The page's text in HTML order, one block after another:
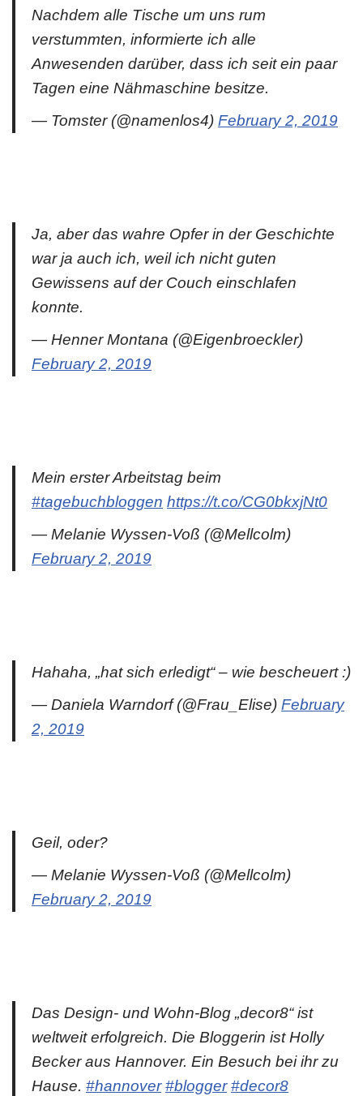
Nachdem alle Tische um uns rum
verstummten, informierte ich alle
Anwesenden darüber, dass ich seit ein paar
Tagen eine Nähmaschine besitze.
— Tomster (@namenlos4) February 2, 2019
Ja, aber das wahre Opfer in der Geschichte
war ja auch ich, weil ich nicht guten
Gewissens auf der Couch einschlafen
konnte.
— Henner Montana (@Eigenbroeckler)
February 2, 2019
Mein erster Arbeitstag beim
#tagebuchbloggen https://t.co/CG0bkxjNt0
— Melanie Wyssen-Voß (@Mellcolm)
February 2, 2019
Hahaha, „hat sich erledigt“ – wie bescheuert :)
— Daniela Warndorf (@Frau_Elise) February
2, 2019
Geil, oder?
— Melanie Wyssen-Voß (@Mellcolm)
February 2, 2019
Das Design- und Wohn-Blog „decor8“ ist
weltweit erfolgreich. Die Bloggerin ist Holly
Becker aus Hannover. Ein Besuch bei ihr zu
Hause. #hannover #blogger #decor8